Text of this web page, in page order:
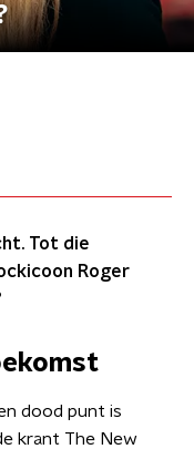
Tot die
Roger
dood punt is
krant The New